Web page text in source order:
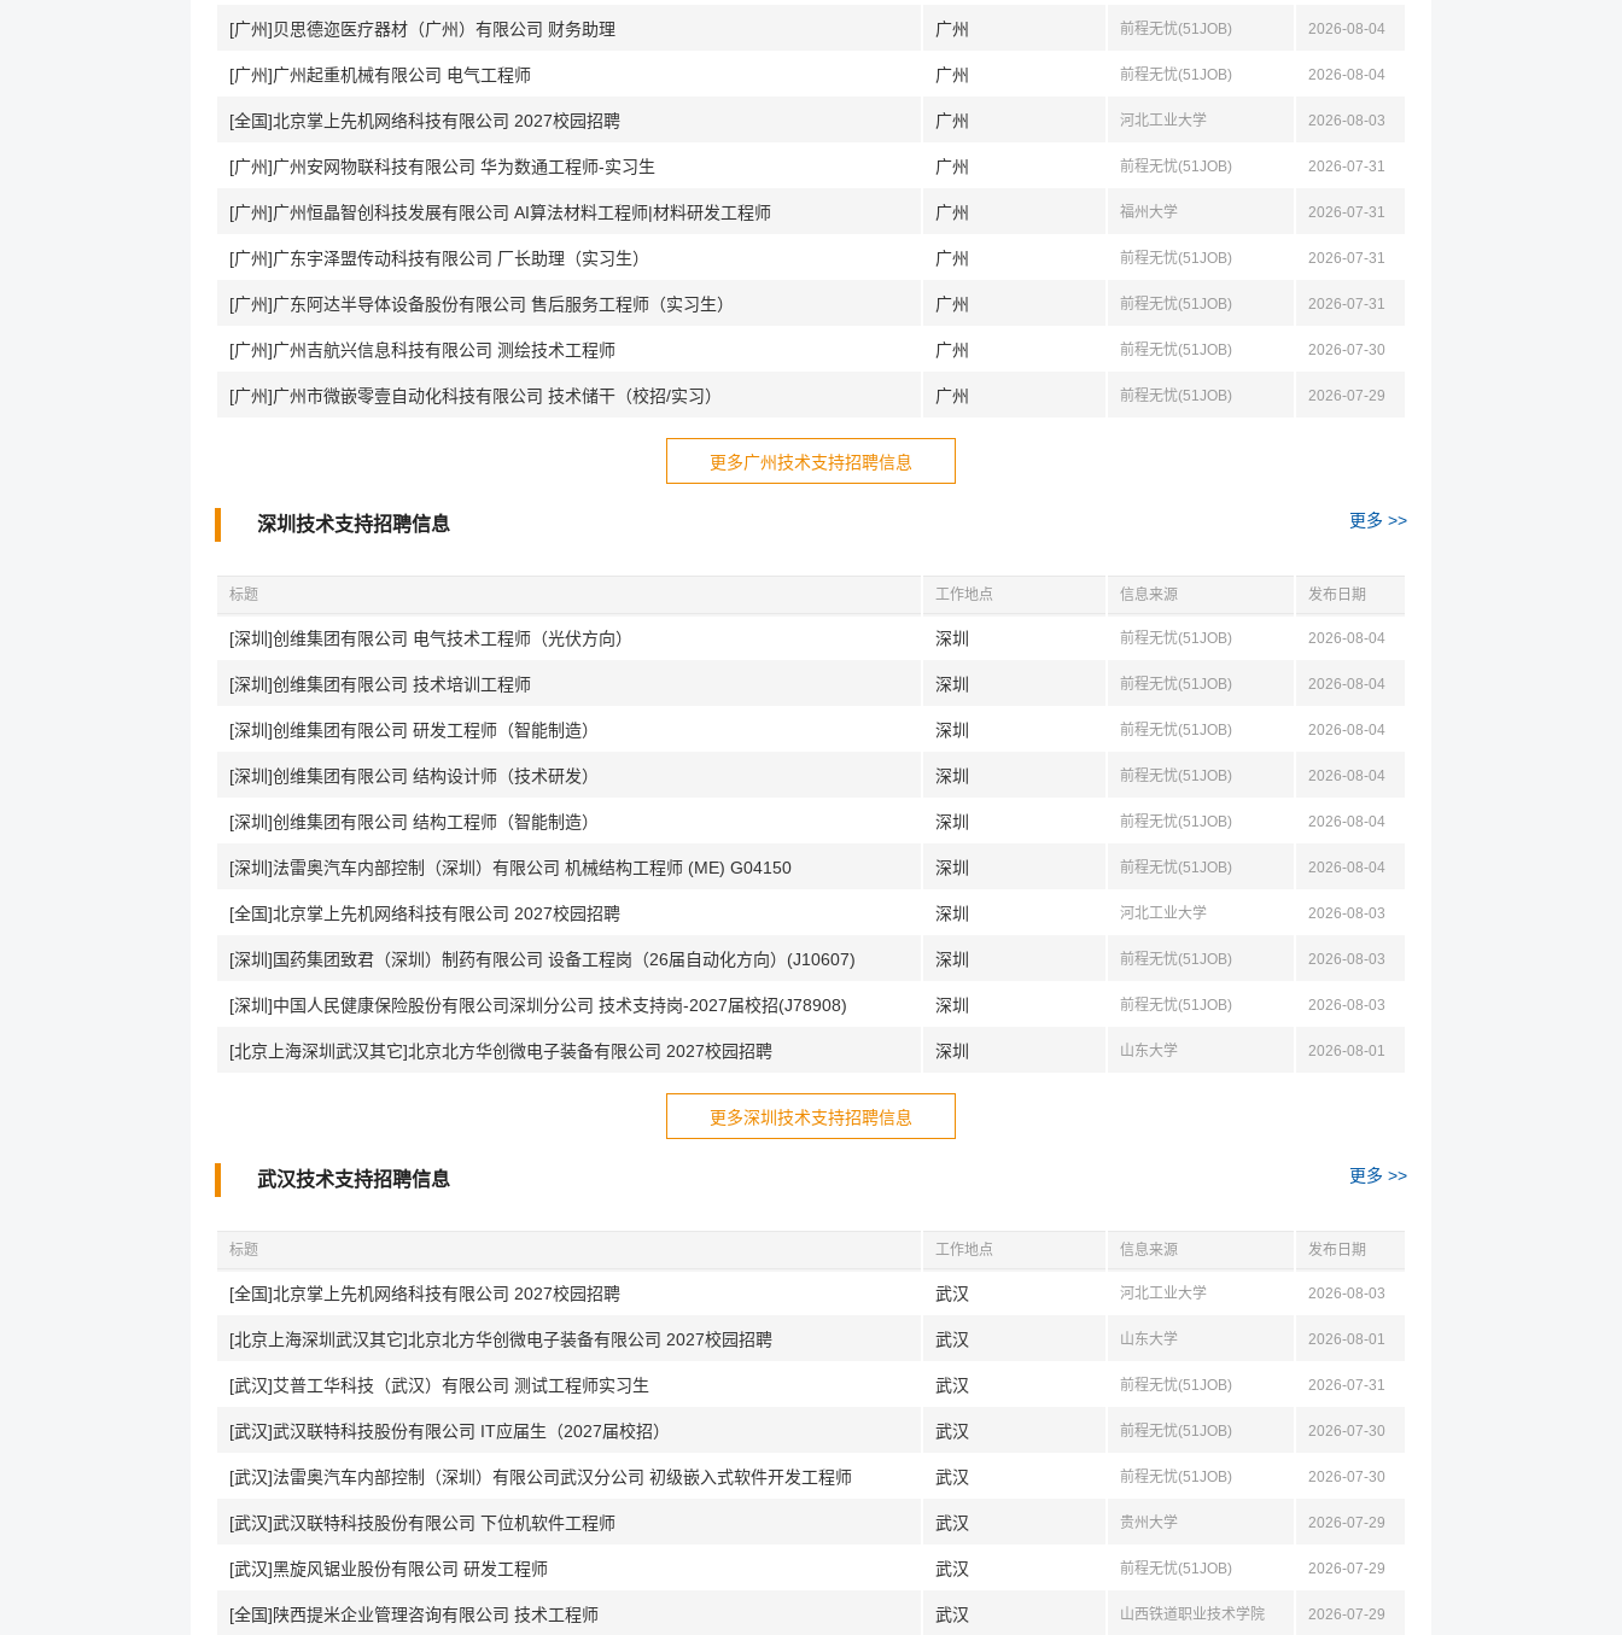
[广州]贝思德迩医疗器材（广州）有限公司 财务助理 广州 前程无忧(51JOB) 2026-08-04
[广州]广州起重机械有限公司 电气工程师 广州 前程无忧(51JOB) 2026-08-04
[全国]北京掌上先机网络科技有限公司 2027校园招聘 广州 河北工业大学 2026-08-03
[广州]广州安网物联科技有限公司 华为数通工程师-实习生 广州 前程无忧(51JOB) 2026-07-31
[广州]广州恒晶智创科技发展有限公司 AI算法材料工程师|材料研发工程师 广州 福州大学 2026-07-31
[广州]广东宇泽盟传动科技有限公司 厂长助理（实习生） 广州 前程无忧(51JOB) 2026-07-31
[广州]广东阿达半导体设备股份有限公司 售后服务工程师（实习生） 广州 前程无忧(51JOB) 2026-07-31
[广州]广州吉航兴信息科技有限公司 测绘技术工程师 广州 前程无忧(51JOB) 2026-07-30
[广州]广州市微嵌零壹自动化科技有限公司 技术储干（校招/实习） 广州 前程无忧(51JOB) 2026-07-29
更多广州技术支持招聘信息
深圳技术支持招聘信息 更多 >>
标题 工作地点 信息来源 发布日期
[深圳]创维集团有限公司 电气技术工程师（光伏方向） 深圳 前程无忧(51JOB) 2026-08-04
[深圳]创维集团有限公司 技术培训工程师 深圳 前程无忧(51JOB) 2026-08-04
[深圳]创维集团有限公司 研发工程师（智能制造） 深圳 前程无忧(51JOB) 2026-08-04
[深圳]创维集团有限公司 结构设计师（技术研发） 深圳 前程无忧(51JOB) 2026-08-04
[深圳]创维集团有限公司 结构工程师（智能制造） 深圳 前程无忧(51JOB) 2026-08-04
[深圳]法雷奥汽车内部控制（深圳）有限公司 机械结构工程师 (ME) G04150 深圳 前程无忧(51JOB) 2026-08-04
[全国]北京掌上先机网络科技有限公司 2027校园招聘 深圳 河北工业大学 2026-08-03
[深圳]国药集团致君（深圳）制药有限公司 设备工程岗（26届自动化方向）(J10607) 深圳 前程无忧(51JOB) 2026-08-03
[深圳]中国人民健康保险股份有限公司深圳分公司 技术支持岗-2027届校招(J78908) 深圳 前程无忧(51JOB) 2026-08-03
[北京上海深圳武汉其它]北京北方华创微电子装备有限公司 2027校园招聘 深圳 山东大学 2026-08-01
更多深圳技术支持招聘信息
武汉技术支持招聘信息 更多 >>
标题 工作地点 信息来源 发布日期
[全国]北京掌上先机网络科技有限公司 2027校园招聘 武汉 河北工业大学 2026-08-03
[北京上海深圳武汉其它]北京北方华创微电子装备有限公司 2027校园招聘 武汉 山东大学 2026-08-01
[武汉]艾普工华科技（武汉）有限公司 测试工程师实习生 武汉 前程无忧(51JOB) 2026-07-31
[武汉]武汉联特科技股份有限公司 IT应届生（2027届校招） 武汉 前程无忧(51JOB) 2026-07-30
[武汉]法雷奥汽车内部控制（深圳）有限公司武汉分公司 初级嵌入式软件开发工程师 武汉 前程无忧(51JOB) 2026-07-30
[武汉]武汉联特科技股份有限公司 下位机软件工程师 武汉 贵州大学 2026-07-29
[武汉]黑旋风锯业股份有限公司 研发工程师 武汉 前程无忧(51JOB) 2026-07-29
[全国]陕西提米企业管理咨询有限公司 技术工程师 武汉 山西铁道职业技术学院 2026-07-29